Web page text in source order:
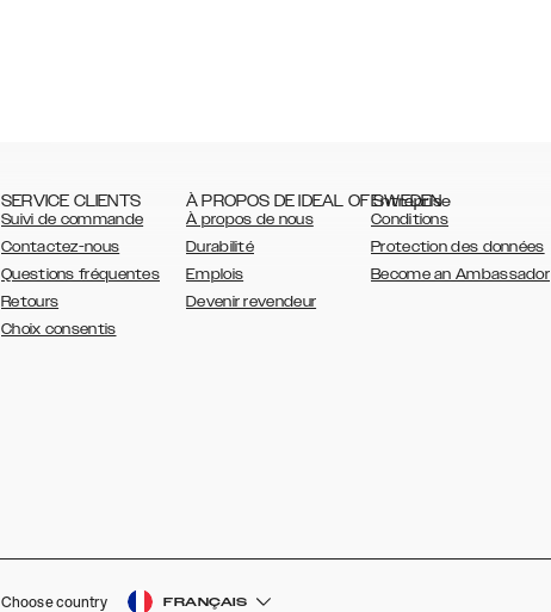
SERVICE CLIENTS
Suivi de commande
Contactez-nous
Questions fréquentes
Retours
Choix consentis
À PROPOS DE IDEAL OF SWEDEN
À propos de nous
Durabilité
Emplois
Devenir revendeur
Entreprise
Conditions
Protection des données
Become an Ambassador
Choose country FRANÇAIS
ESPAÑOL